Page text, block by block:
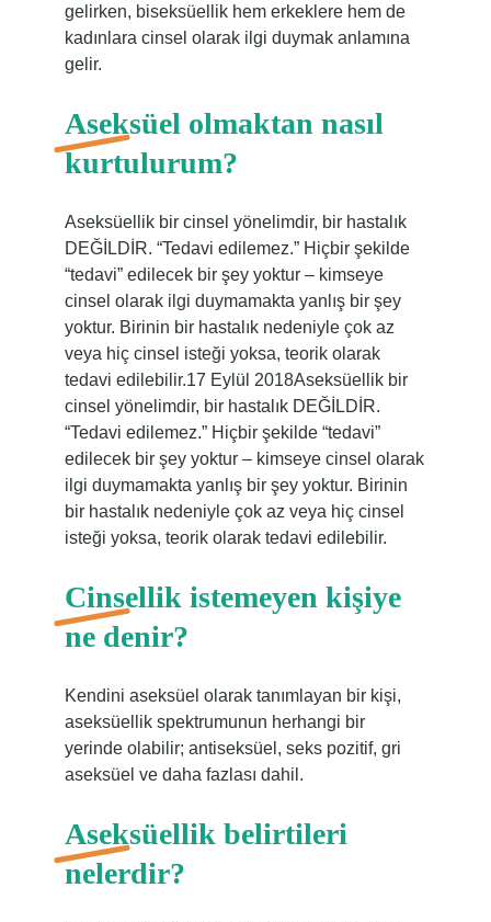
gelirken, biseksüellik hem erkeklere hem de
kadınlara cinsel olarak ilgi duymak anlamına
gelir.
Aseksüel olmaktan nasıl
kurtulurum?
Aseksüellik bir cinsel yönelimdir, bir hastalık
DEĞİLDİR. “Tedavi edilemez.” Hiçbir şekilde
“tedavi” edilecek bir şey yoktur – kimseye
cinsel olarak ilgi duymamakta yanlış bir şey
yoktur. Birinin bir hastalık nedeniyle çok az
veya hiç cinsel isteği yoksa, teorik olarak
tedavi edilebilir.17 Eylül 2018Aseksüellik bir
cinsel yönelimdir, bir hastalık DEĞİLDİR.
“Tedavi edilemez.” Hiçbir şekilde “tedavi”
edilecek bir şey yoktur – kimseye cinsel olarak
ilgi duymamakta yanlış bir şey yoktur. Birinin
bir hastalık nedeniyle çok az veya hiç cinsel
isteği yoksa, teorik olarak tedavi edilebilir.
Cinsellik istemeyen kişiye
ne denir?
Kendini aseksüel olarak tanımlayan bir kişi,
aseksüellik spektrumunun herhangi bir
yerinde olabilir; antiseksüel, seks pozitif, gri
aseksüel ve daha fazlası dahil.
Aseksüellik belirtileri
nelerdir?